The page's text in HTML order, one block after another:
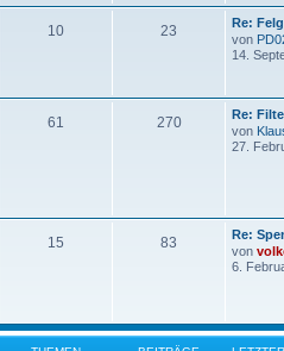
10 23
Re:
von
14.
61 270
Re:
von
27.
15 83
Re:
von
6.